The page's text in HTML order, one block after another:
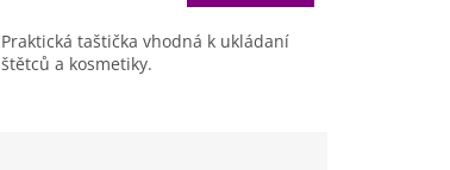
Praktická taštička vhodná k ukládaní
štětců a kosmetiky.